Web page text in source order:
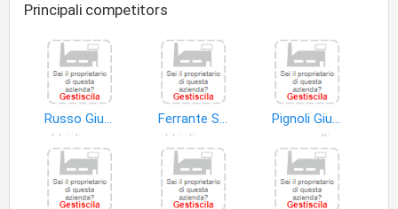
Principali competitors
Russo Giuseppe
Ferrante S.r.l
Pignoli Giuseppe
cappelli